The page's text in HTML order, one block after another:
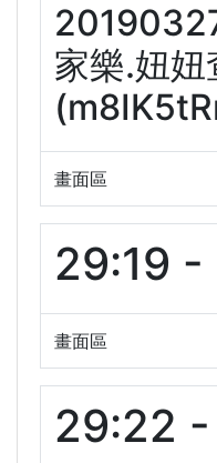
家樂.妞
畫面區
29:19 -
畫面區
29:22 -